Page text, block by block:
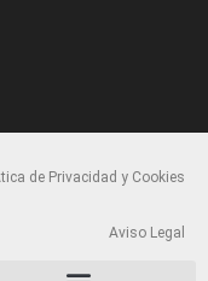
de Privacidad y Cookies
Aviso Legal